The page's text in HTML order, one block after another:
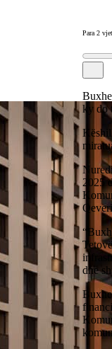
Para 2 vjet
ky do
2025
dhe